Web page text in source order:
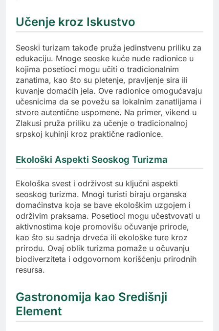
Učenje kroz Iskustvo
Seoski turizam takođe pruža jedinstvenu priliku za
edukaciju. Mnoge seoske kuće nude radionice u
kojima posetioci mogu učiti o tradicionalnim
zanatima, kao što su pletenje, pravljenje sira ili
kuvanje domaćih jela. Ove radionice omogućavaju
učesnicima da se povežu sa lokalnim zanatlijama i
stvore autentične uspomene. Na primer, vikend u
Zlakusi pruža priliku za učenje o tradicionalnoj
srpskoj kuhinji kroz praktične radionice.
Ekološki Aspekti Seoskog Turizma
Ekološka svest i održivost su ključni aspekti
seoskog turizma. Mnogi turisti biraju organska
domaćinstva koja se bave ekološkim uzgojem i
održivim praksama. Posetioci mogu učestvovati u
aktivnostima koje promovišu očuvanje prirode,
kao što su sadnja drveća ili ekološke ture kroz
prirodu. Ovaj oblik turizma pomaže u očuvanju
biodiverziteta i odgovornom korišćenju prirodnih
resursa.
Gastronomija kao Središnji
Element